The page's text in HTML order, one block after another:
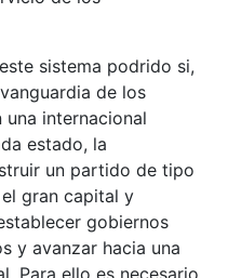
sistema podrido si,
de los
internacional
estado, la
un partido de tipo
gran capital y
gobiernos
y avanzar hacia una
Para ello es necesario